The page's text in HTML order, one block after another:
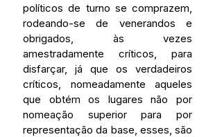
políticos de turno se comprazem,
rodeando-se de venerandos e
obrigados, às vezes
amestradamente críticos, para
disfarçar, já que os verdadeiros
críticos, nomeadamente aqueles
que obtém os lugares não por
nomeação superior para por
representação da base, esses, são